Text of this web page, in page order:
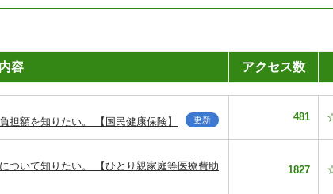
容 アクセス数
担額を知りたい。 【国民健康保険】 更新 481
ついて知りたい。 【ひとり親家庭等医療費助
1827